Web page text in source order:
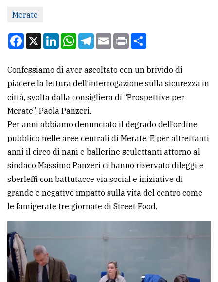
Scrivici
Per
la
pubblicità
CERCA
Cerca
per
comune
Ricerca
avanzata
LE
ALTRE
TESTATE
Merate
Facebook
X LinkedInWhatsApp
Telegram
EmailPrint
Confessiamo di aver ascoltato con un brivido di
piacere la lettura dell’interrogazione sulla sicurezza in
città, svolta dalla consigliera di “Prospettive per
Merate”, Paola Panzeri.
Per anni abbiamo denunciato il degrado dell’ordine
pubblico nelle aree centrali di Merate. E per altrettanti
anni il circo di nani e ballerine sculettanti attorno al
sindaco Massimo Panzeri ci hanno riservato dileggi e
sberleffi con battutacce via social e iniziative di
grande e negativo impatto sulla vita del centro come
le famigerate tre giornate di Street Food.